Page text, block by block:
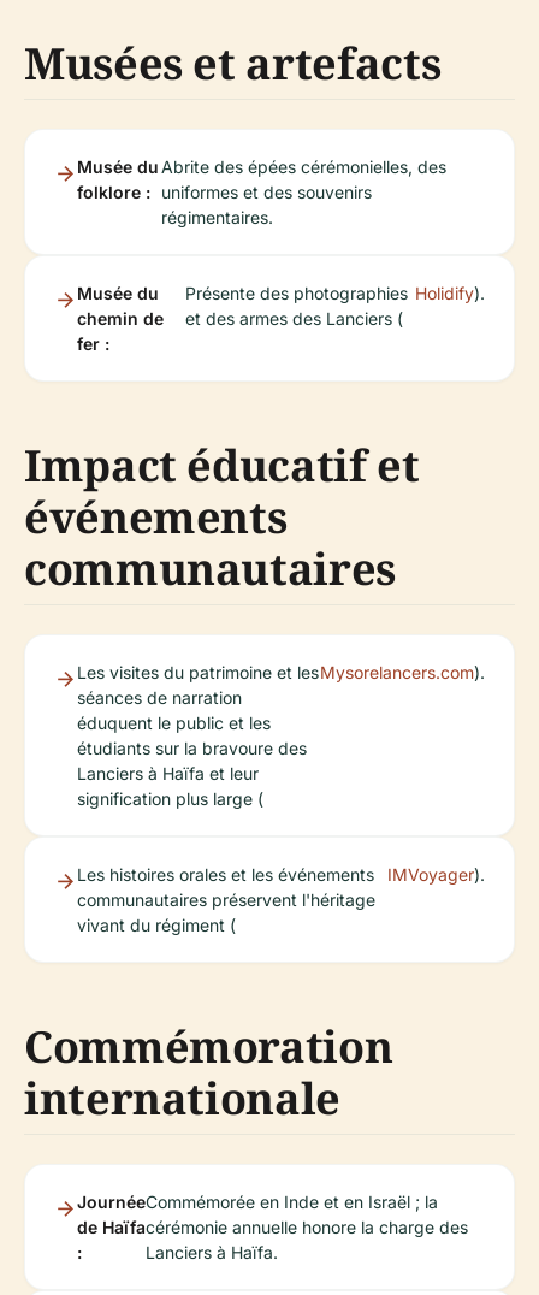
Musées et artefacts
Musée du
folklore :
Abrite des épées cérémonielles, des
uniformes et des souvenirs
régimentaires.
Musée du
chemin de
fer :
Présente des photographies
et des armes des Lanciers (
Holidify).
Impact éducatif et
événements
communautaires
Les visites du patrimoine et les
séances de narration
éduquent le public et les
étudiants sur la bravoure des
Lanciers à Haïfa et leur
signification plus large (
Mysorelancers.com).
Les histoires orales et les événements
communautaires préservent l'héritage
vivant du régiment (
IMVoyager).
Commémoration
internationale
Journée
de Haïfa
:
Commémorée en Inde et en Israël ; la
cérémonie annuelle honore la charge des
Lanciers à Haïfa.